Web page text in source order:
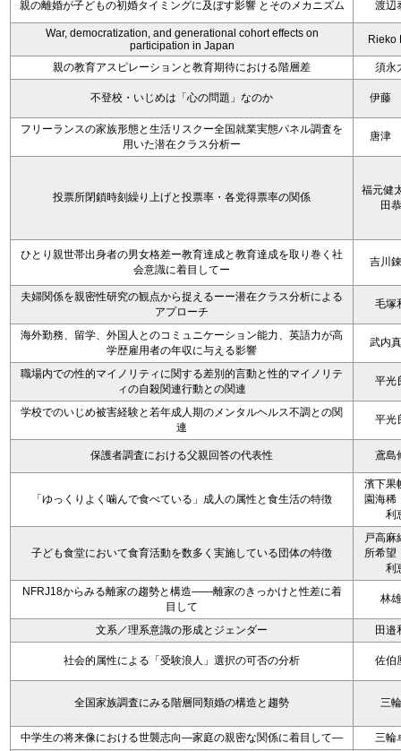
親の離婚が子どもの初婚タイミングに及ぼす影響 とそのメカニズム 渡辺
War, democratization, and generational cohort effects on
participation in Japan
Rieko
親の教育アスピレーションと教育期待における階層差 須永
不登校・いじめは「心の問題」なのか 伊藤
フリーランスの家族形態と生活リスクー全国就業実態パネル調査を
用いた潜在クラス分析ー
唐津
投票所閉鎖時刻繰り上げと投票率・各党得票率の関係
福元健
田
ひとり親世帯出身者の男女格差ー教育達成と教育達成を取り巻く社
会意識に着目してー
吉川
夫婦関係を親密性研究の観点から捉えるーー潜在クラス分析による
アプローチ
毛塚
海外勤務、留学、外国人とのコミュニケーション能力、英語力が高
学歴雇用者の年収に与える影響
武内
職場内での性的マイノリティに関する差別的言動と性的マイノリテ
ィの自殺関連行動との関連
平光
学校でのいじめ被害経験と若年成人期のメンタルヘルス不調との関
連
平光
保護者調査における父親回答の代表性 鳶島
「ゆっくりよく噛んで食べている」成人の属性と食生活の特徴
濱下果
園海稀
利
子ども食堂において食育活動を数多く実施している団体の特徴
戸高麻
所希望
利
NFRJ18からみる離家の趨勢と構造――離家のきっかけと性差に着
目して
林
文系／理系意識の形成とジェンダー 田邉
社会的属性による「受験浪人」選択の可否の分析 佐伯
全国家族調査にみる階層同類婚の構造と趨勢 三
中学生の将来像における世襲志向―家庭の親密な関係に着目して―
三輪